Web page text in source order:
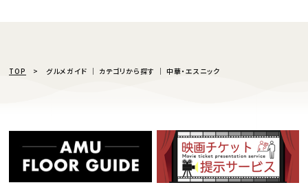
TOP グルメガイド │ カテゴリから探す │ 中華・エスニック